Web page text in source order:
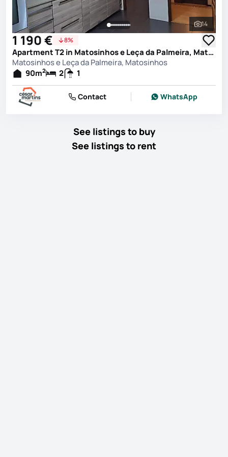
See all
14
1 190 € 8%
Apartment T2 in Matosinhos e Leça da Palmeira, Matosinhos
Matosinhos e Leça da Palmeira, Matosinhos
90m2 2 1
Contact WhatsApp
See listings to buy
See listings to rent